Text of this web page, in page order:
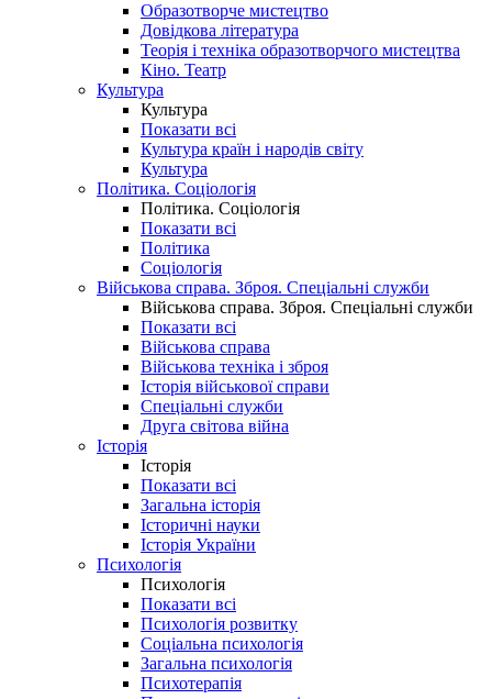
Образотворче мистецтво
Довідкова література
Теорія і техніка образотворчого мистецтва
Кіно. Театр
Культура
Культура
Показати всі
Культура країн і народів світу
Культура
Політика. Соціологія
Політика. Соціологія
Показати всі
Політика
Соціологія
Військова справа. Зброя. Спеціальні служби
Військова справа. Зброя. Спеціальні служби
Показати всі
Військова справа
Військова техніка і зброя
Історія військової справи
Спеціальні служби
Друга світова війна
Історія
Історія
Показати всі
Загальна історія
Історичні науки
Історія України
Психологія
Психологія
Показати всі
Психологія розвитку
Соціальна психологія
Загальна психологія
Психотерапія